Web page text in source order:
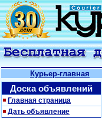
Курьер-главная
Доска объявлений
Главная страница
Дать объявление